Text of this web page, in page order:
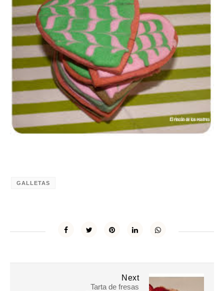
GALLETAS
Next
Tarta de fresas